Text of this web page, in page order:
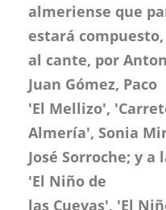
almeriense que
estará compuesto,
al cante, por
Juan Gómez, Paco
'El Mellizo',
Almería', Sonia
José Sorroche; y
'El Niño de
las Cuevas', 'El